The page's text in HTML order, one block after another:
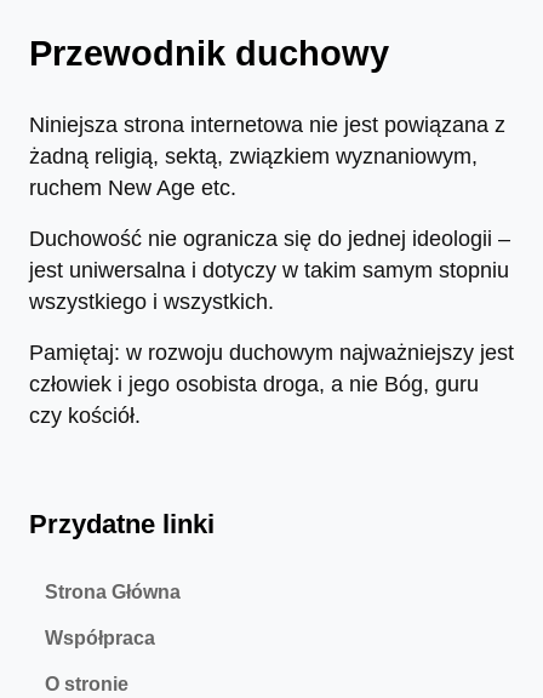
Przewodnik duchowy
Niniejsza strona internetowa nie jest powiązana z
żadną religią, sektą, związkiem wyznaniowym,
ruchem New Age etc.
Duchowość nie ogranicza się do jednej ideologii –
jest uniwersalna i dotyczy w takim samym stopniu
wszystkiego i wszystkich.
Pamiętaj: w rozwoju duchowym najważniejszy jest
człowiek i jego osobista droga, a nie Bóg, guru
czy kościół.
Przydatne linki
Strona Główna
Współpraca
O stronie